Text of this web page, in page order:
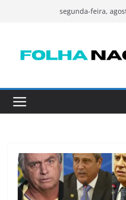
conteúdo
segunda-feira,